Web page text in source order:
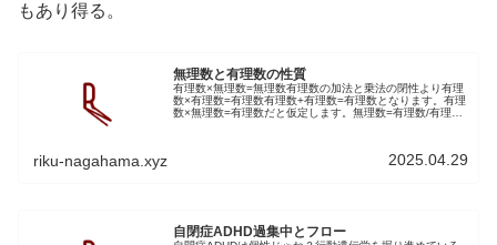
もあり得る。
無理数と有理数の性質
有理数×無理数=無理数有理数の加法と乗法の閉性より有理
数×有理数=有理数有理数+有理数=有理数となります。有理
数×無理数=有理数だと仮定します。無理数=有理数/有理数
riku-nagahama.xyz 2025.04.29
自閉症ADHD過集中とフロー